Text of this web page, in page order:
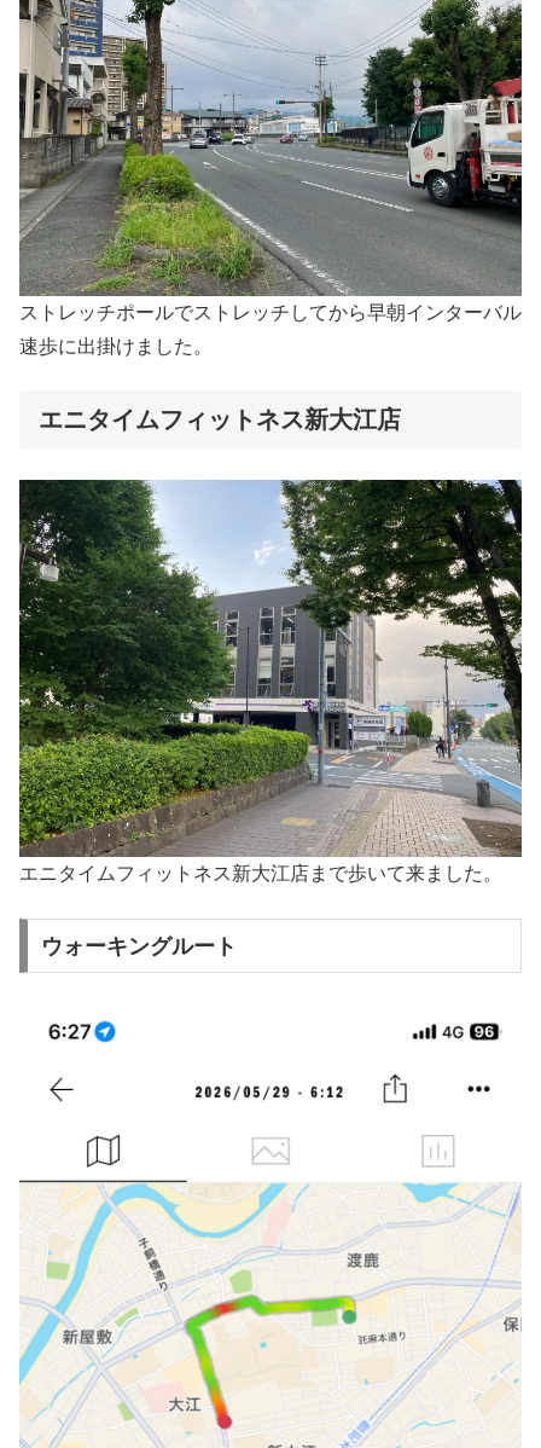
ストレッチポールでストレッチしてから早朝インターバル
速歩に出掛けました。
エニタイムフィットネス新大江店
エニタイムフィットネス新大江店まで歩いて来ました。
ウォーキングルート